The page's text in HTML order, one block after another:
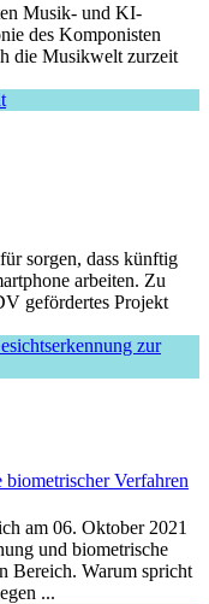
Musik- und KI-
des Komponisten
die Musikwelt zurzeit
sorgen, dass künftig
arbeiten. Zu
gefördertes Projekt
Verfahren
am 06. Oktober 2021
und biometrische
Bereich. Warum spricht
...